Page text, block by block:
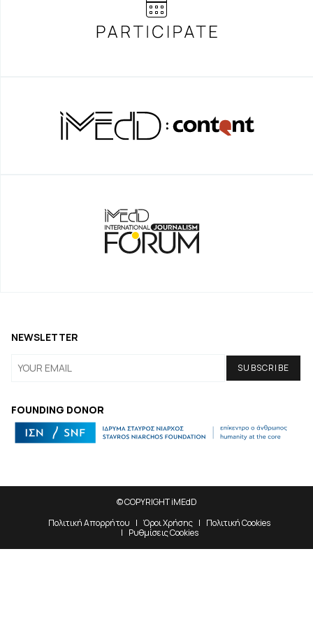
FOUNDING DONOR
NEWSLETTER
© COPYRIGHT iMEdD
Πολιτική Απορρήτου
Όροι Χρήσης
Πολιτική Cookies
Ρυθμίσεις Cookies